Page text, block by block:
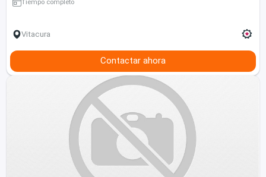
Tiempo completo
Vitacura
Contactar ahora